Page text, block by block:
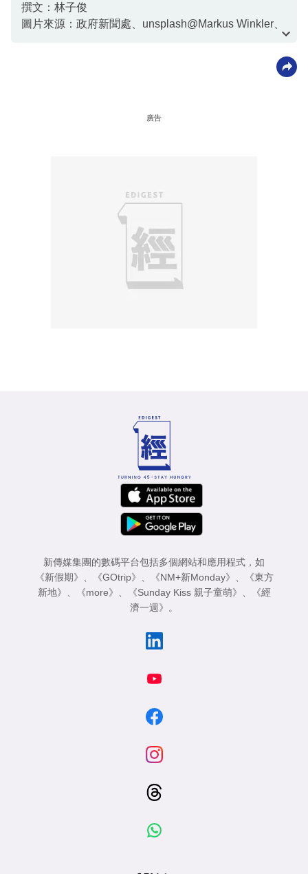
撰文：林子俊
圖片來源：政府新聞處、unsplash@Markus Winkler、
廣告
新傳媒集團的數碼平台包括多個網站和應用程式，如
《新假期》
《GOtrip》 《NM+新Monday》
《東方
新地》
《more》 《Sunday Kiss 親子童萌》
《經
濟一週》
。